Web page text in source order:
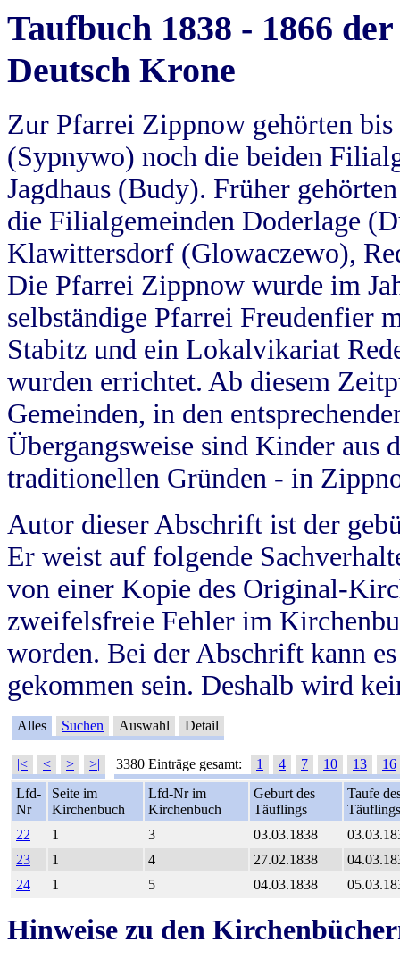
Taufbuch 1838 - 1866
Deutsch Krone
Zur Pfarrei Zippnow gehörten
(Sypnywo) noch die beiden
Jagdhaus (Budy). Früher
die Filialgemeinden Doderlage
Klawittersdorf (Glowaczewo),
Die Pfarrei Zippnow wurde im
selbständige Pfarrei Freudenfier
Stabitz und ein Lokalvikariat
wurden errichtet. Ab diesem
Gemeinden, in den
Übergangsweise sind Kinder aus
traditionellen Gründen - in
Autor dieser Abschrift ist der
Er weist auf folgende
von einer Kopie des Original-
zweifelsfreie Fehler im
worden. Bei der Abschrift kann
gekommen sein. Deshalb wird
Alles Suchen Auswahl Detail
|< < > >| 3380 Einträge gesamt: 1 4 7 10 13
16
Lfd-
Nr
Seite im
Kirchenbuch
Lfd-Nr im
Kirchenbuch
Geburt des
Täuflings
Taufe
Täuflings
22
1 3 03.03.1838
23
1 4 27.02.1838
24
1 5 04.03.1838
Hinweise zu den